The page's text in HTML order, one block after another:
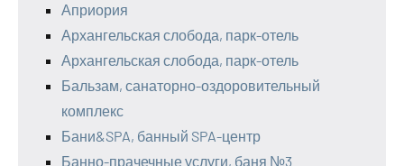
Априория
Архангельская слобода, парк-отель
Архангельская слобода, парк-отель
Бальзам, санаторно-оздоровительный
комплекс
Бани&SPA, банный SPA-центр
Банно-прачечные услуги, баня №3